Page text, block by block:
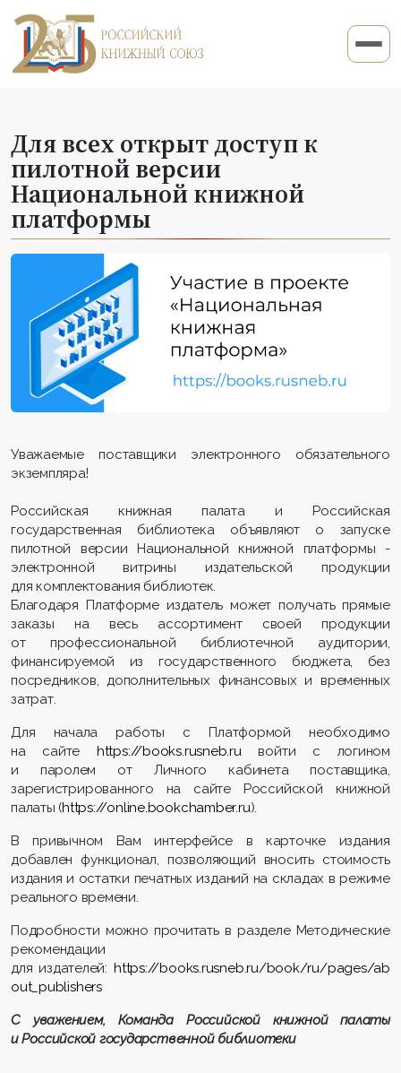
Для всех открыт доступ к
пилотной версии
Национальной книжной
платформы
Уважаемые поставщики электронного обязательного
экземпляра!
Российская книжная палата и Российская
государственная библиотека объявляют о запуске
пилотной версии Национальной книжной платформы -
электронной витрины издательской продукции
для комплектования библиотек.
Благодаря Платформе издатель может получать прямые
заказы на весь ассортимент своей продукции
от профессиональной библиотечной аудитории,
финансируемой из государственного бюджета, без
посредников, дополнительных финансовых и временных
затрат.
Для начала работы с Платформой необходимо
на сайте https://books.rusneb.ruвойти с логином
и паролем от Личного кабинета поставщика,
зарегистрированного на сайте Российской книжной
палаты (https://online.bookchamber.ru).
В привычном Вам интерфейсе в карточке издания
добавлен функционал, позволяющий вносить стоимость
издания и остатки печатных изданий на складах в режиме
реального времени.
Подробности можно прочитать в разделе Методические
рекомендации
для издателей: https://books.rusneb.ru/book/ru/pages/ab
out_publishers
С уважением, Команда Российской книжной палаты
и Российской государственной библиотеки